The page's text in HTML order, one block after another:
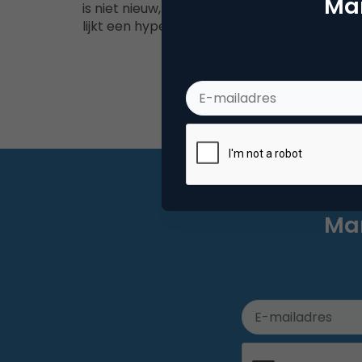
is niet nieuw, maar valt wel steeds vaker en
lijkt een hype…